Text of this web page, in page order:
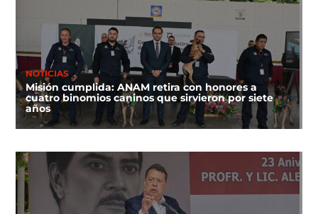
NOTICIAS
Misión cumplida: ANAM retira con honores a
cuatro binomios caninos que sirvieron por siete
años